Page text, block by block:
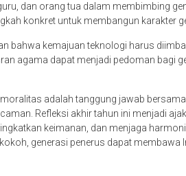
dan orang tua dalam membimbing
konkret untuk membangun karakter
bahwa kemajuan teknologi harus
agama dapat menjadi pedoman bagi
adalah tanggung jawab
Refleksi akhir tahun ini menjadi
keimanan, dan menjaga
generasi penerus dapat membawa